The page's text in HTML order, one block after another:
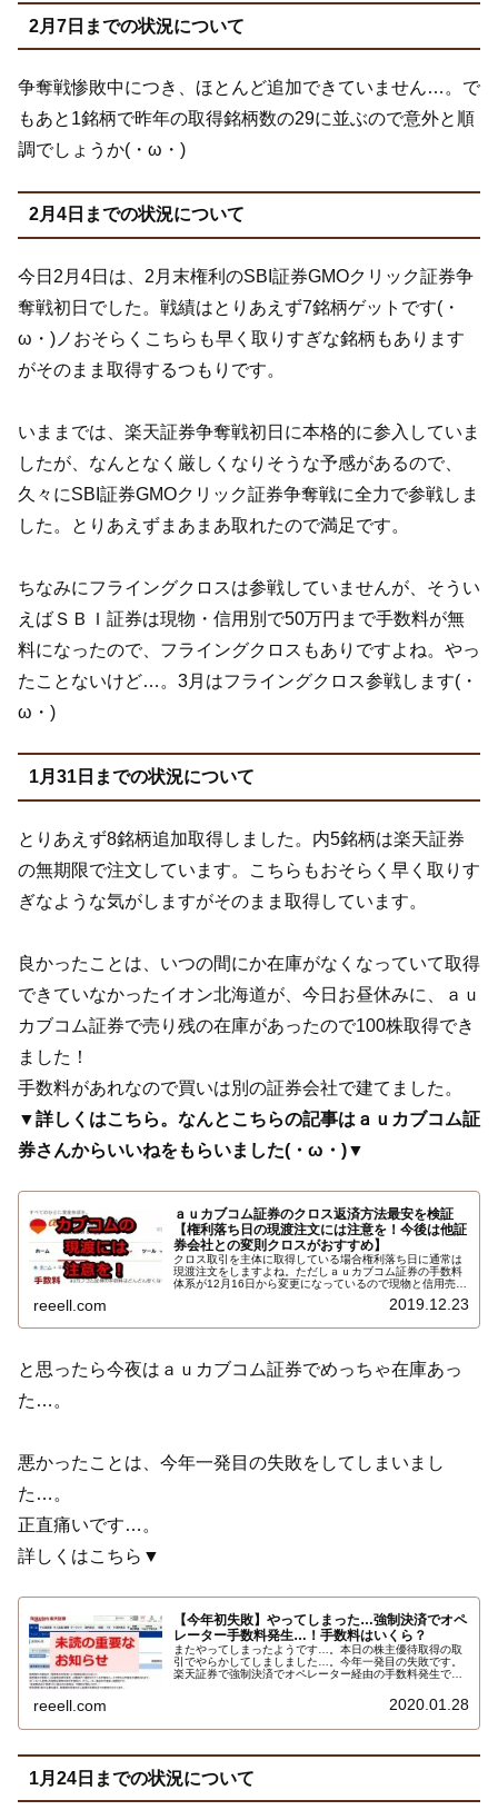
2月7日までの状況について
争奪戦惨敗中につき、ほとんど追加できていません…。で
もあと1銘柄で昨年の取得銘柄数の29に並ぶので意外と順
調でしょうか(・ω・)
2月4日までの状況について
今日2月4日は、2月末権利のSBI証券GMOクリック証券争
奪戦初日でした。戦績はとりあえず7銘柄ゲットです(・
ω・)ノおそらくこちらも早く取りすぎな銘柄もあります
がそのまま取得するつもりです。
いままでは、楽天証券争奪戦初日に本格的に参入していま
したが、なんとなく厳しくなりそうな予感があるので、
久々にSBI証券GMOクリック証券争奪戦に全力で参戦しま
した。とりあえずまあまあ取れたので満足です。
ちなみにフライングクロスは参戦していませんが、そうい
えばＳＢＩ証券は現物・信用別で50万円まで手数料が無
料になったので、フライングクロスもありですよね。やっ
たことないけど…。3月はフライングクロス参戦します(・
ω・)
1月31日までの状況について
とりあえず8銘柄追加取得しました。内5銘柄は楽天証券
の無期限で注文しています。こちらもおそらく早く取りす
ぎなような気がしますがそのまま取得しています。
良かったことは、いつの間にか在庫がなくなっていて取得
できていなかったイオン北海道が、今日お昼休みに、ａｕ
カブコム証券で売り残の在庫があったので100株取得でき
ました！
手数料があれなので買いは別の証券会社で建てました。
▼詳しくはこちら。なんとこちらの記事はａｕカブコム証
券さんからいいねをもらいました(・ω・)▼
ａｕカブコム証券のクロス返済方法最安を検証
【権利落ち日の現渡注文には注意を！今後は他証
券会社との変則クロスがおすすめ】
クロス取引を主体に取得している場合権利落ち日に通常は
現渡注文をしますよね。ただしａｕカブコム証券の手数料
体系が12月16日から変更になっているので現物と信用売り
が良いです。クロスの返済方法の最安値最善策を検証しま
reeell.com 2019.12.23
と思ったら今夜はａｕカブコム証券でめっちゃ在庫あっ
た…。
悪かったことは、今年一発目の失敗をしてしまいまし
た…。
正直痛いです…。
詳しくはこちら▼
【今年初失敗】やってしまった…強制決済でオペ
レーター手数料発生…！手数料はいくら？
またやってしまったようです…。本日の株主優待取得の取
引でやらかしてしましました…。今年一発目の失敗です。
楽天証券で強制決済でオペレーター経由の手数料発生で
reeell.com 2020.01.28
1月24日までの状況について